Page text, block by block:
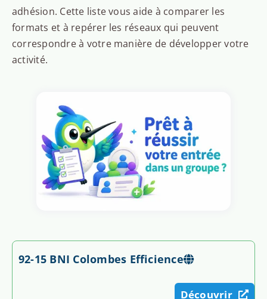
adhésion. Cette liste vous aide à comparer les
formats et à repérer les réseaux qui peuvent
correspondre à votre manière de développer votre
activité.
92-15 BNI Colombes Efficience
Découvrir